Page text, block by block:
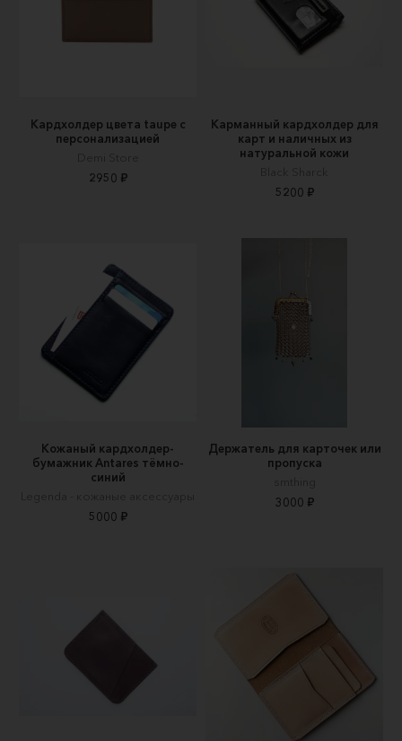
Кардхолдер цвета taupe с
персонализацией
Demi Store
2950 ₽
Карманный кардхолдер для
карт и наличных из
натуральной кожи
Black Sharck
5200 ₽
Кожаный кардхолдер-
бумажник Antares тёмно-
синий
Legenda - кожаные аксессуары
5000 ₽
Держатель для карточек или
пропуска
smthing
3000 ₽